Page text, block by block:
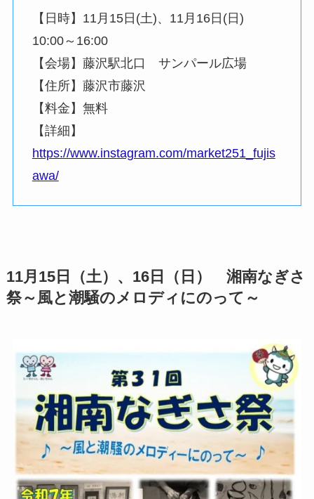
【日時】11月15日(土)、11月16日(日)
10:00～16:00
【会場】藤沢駅北口 サンパール広場
【住所】藤沢市藤沢
【料金】無料
【詳細】
https://www.instagram.com/market251_fujis
awa/
11月15日（土）、16日（日） 湘南なぎさ
祭～風と潮騒のメロディにのって～